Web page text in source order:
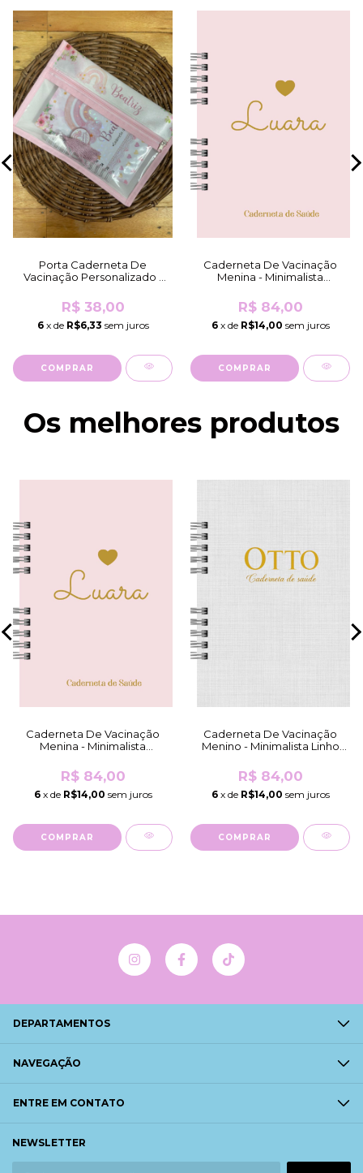
Porta Caderneta De
Vacinação Personalizado -
Caderneta/K...
R$ 38,00
6x de R$6,33 sem juros
COMPRAR
Caderneta De Vacinação
Menina - Minimalista
Holográfico)
R$ 84,00
6x de R$14,00 sem juros
COMPRAR
Os melhores produtos
Caderneta De Vacinação
Menina - Minimalista
Holográfico)
R$ 84,00
6x de R$14,00 sem juros
COMPRAR
Caderneta De Vacinação
Menino - Minimalista Linho
R$ 84,00
6x de R$14,00 sem juros
COMPRAR
DEPARTAMENTOS
NAVEGAÇÃO
ENTRE EM CONTATO
NEWSLETTER